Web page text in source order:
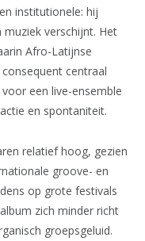
institutionele: hij
verschijnt. Het
Afro-Latijnse
centraal
een live-ensemble
en spontaniteit.
relatief hoog, gezien
groove- en
op grote festivals
zich minder richt
groepsgeluid.